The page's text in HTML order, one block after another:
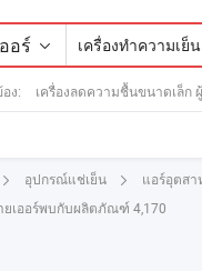
อร์
ง: เครื่องลดความชื้นขนาดเล็ก
อุปกรณ์แช่เย็น แอร์อุตสา
เออร์พบกับผลิตภัณฑ์ 4,170